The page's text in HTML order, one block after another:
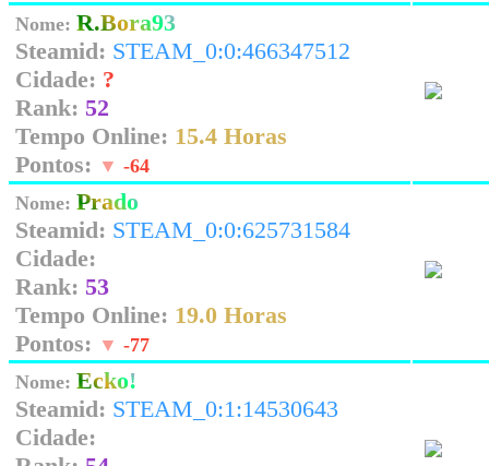
Nome: R.Bora93
Steamid: STEAM_0:0:466347512
Cidade: ?
Rank: 52
Tempo Online: 15.4 Horas
Pontos: ▼ -64
Nome: Prado
Steamid: STEAM_0:0:625731584
Cidade:
Rank: 53
Tempo Online: 19.0 Horas
Pontos: ▼ -77
Nome: Ecko!
Steamid: STEAM_0:1:14530643
Cidade: